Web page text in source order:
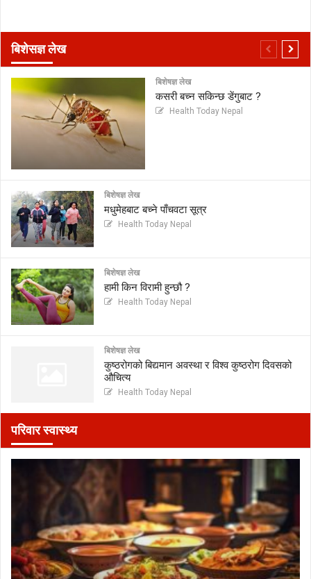
बिशेसज्ञ लेख
बिशेषज्ञ लेख
कसरी बच्न सकिन्छ डेंगुबाट ?
Health Today Nepal
बिशेषज्ञ लेख
मधुमेहबाट बच्ने पाँचवटा सूत्र
Health Today Nepal
बिशेषज्ञ लेख
हामी किन विरामी हुन्छौ ?
Health Today Nepal
बिशेषज्ञ लेख
कुष्ठरोगको बिद्यमान अवस्था र विश्व कुष्ठरोग दिवसको
औचित्य
Health Today Nepal
परिवार स्वास्थ्य